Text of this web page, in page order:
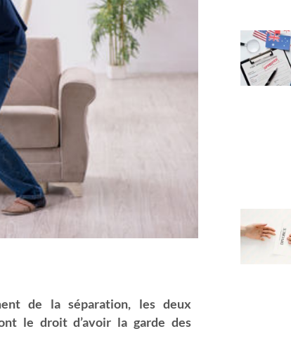
de la séparation, les deux
le droit d’avoir la garde des